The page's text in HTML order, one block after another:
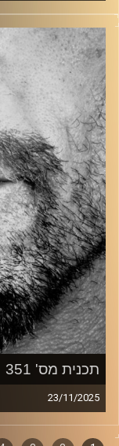
זיפים, מוזיקה
כל מה שחי, אמיתי
עם שמוליק רגב.
קרדיט תמונות:
תכנית מס' 351
23/11/2025
זיפים, מוזיקה